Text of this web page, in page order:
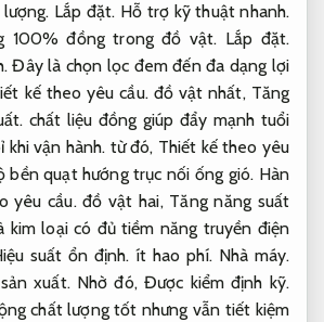
Lắp đặt. Hỗ trợ kỹ thuật nhanh.
100% đồng trong đồ vật. Lắp đặt.
Đây là chọn lọc đem đến đa dạng lợi
kế theo yêu cầu.đồ vật nhất, Tăng
chất liệu đồng giúp đẩy mạnh tuổi
khi vận hành. từ đó, Thiết kế theo yêu
bền quạt hướng trục nối ống gió. Hàn
yêu cầu.đồ vật hai, Tăng năng suất
kim loại có đủ tiềm năng truyền điện
suất ổn định. ít hao phí. Nhà máy.
xuất.Nhờ đó, Được kiểm định kỹ.
chất lượng tốt nhưng vẫn tiết kiệm